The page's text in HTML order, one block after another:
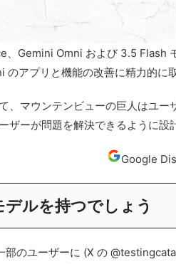
Gemini Omni および 3.5 Flash
のアプリと機能の改善に精力的に
、マウンテンビューの巨人はユー
ザーが問題を解決できるように設
Google
ルを持つでしょう
のユーザーに (X の